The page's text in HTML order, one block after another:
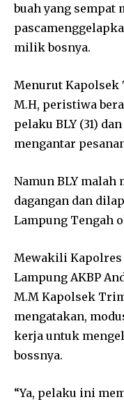
buah yang sempat
milik bosnya.
Menurut Kapolsek
M.H, peristiwa
pelaku BLY (31)
mengantar
Namun BLY malah
dagangan dan
Lampung Tengah
Mewakili Kapolres
Lampung AKBP
M.M Kapolsek
mengatakan,
kerja untuk
bossnya.
“Ya, pelaku ini